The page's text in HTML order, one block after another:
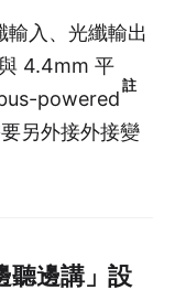
輸入、光纖輸出
4.4mm 平
powered
註
另外接外接變
聽邊講」設